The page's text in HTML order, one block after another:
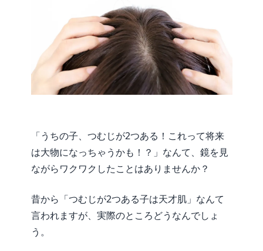
「うちの子、つむじが2つある！これって将来
は大物になっちゃうかも！？」なんて、鏡を見
ながらワクワクしたことはありませんか？
昔から「つむじが2つある子は天才肌」なんて
言われますが、実際のところどうなんでしょ
う。